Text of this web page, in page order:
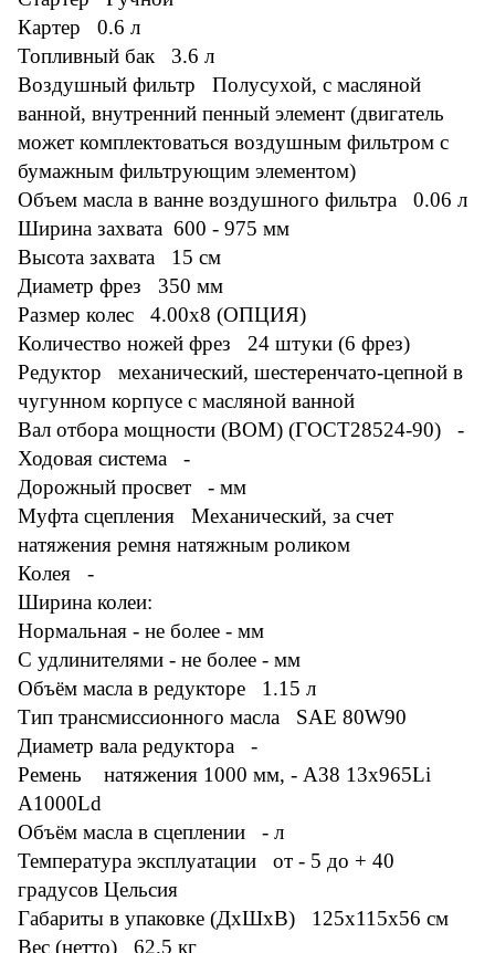
Картер 0.6 л
Топливный бак 3.6 л
Воздушный фильтр Полусухой, с масляной
ванной, внутренний пенный элемент (двигатель
может комплектоваться воздушным фильтром с
бумажным фильтрующим элементом)
Объем масла в ванне воздушного фильтра 0.06 л
Ширина захвата 600 - 975 мм
Высота захвата 15 см
Диаметр фрез 350 мм
Размер колес 4.00х8 (ОПЦИЯ)
Количество ножей фрез 24 штуки (6 фрез)
Редуктор механический, шестеренчато-цепной в
чугунном корпусе с масляной ванной
Вал отбора мощности (ВОМ) (ГОСТ28524-90) -
Ходовая система -
Дорожный просвет - мм
Муфта сцепления Механический, за счет
натяжения ремня натяжным роликом
Колея -
Ширина колеи:
Нормальная - не более - мм
С удлинителями - не более - мм
Объём масла в редукторе 1.15 л
Тип трансмиссионного масла SAE 80W90
Диаметр вала редуктора -
Ремень натяжения 1000 мм, - A38 13x965Li
A1000Ld
Объём масла в сцеплении - л
Температура эксплуатации от - 5 до + 40
градусов Цельсия
Габариты в упаковке (ДхШхВ) 125x115x56 см
Вес (нетто) 62.5 кг